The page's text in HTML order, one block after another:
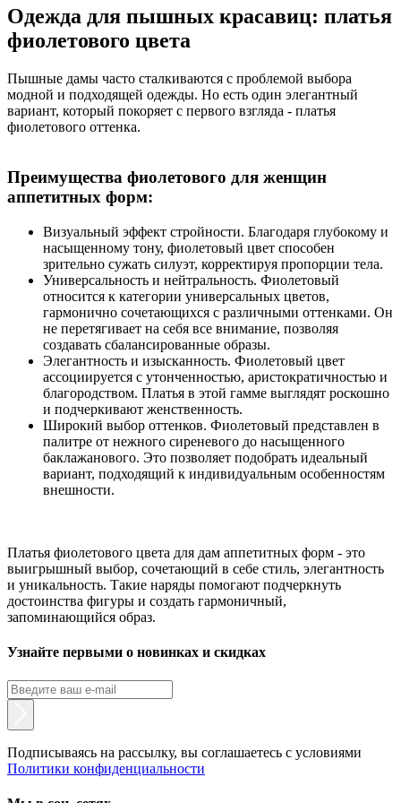
Одежда для пышных красавиц: платья
фиолетового цвета
Пышные дамы часто сталкиваются с проблемой выбора
модной и подходящей одежды. Но есть один элегантный
вариант, который покоряет с первого взгляда - платья
фиолетового оттенка.
Преимущества фиолетового для женщин
аппетитных форм:
Визуальный эффект стройности. Благодаря глубокому и
насыщенному тону, фиолетовый цвет способен
зрительно сужать силуэт, корректируя пропорции тела.
Универсальность и нейтральность. Фиолетовый
относится к категории универсальных цветов,
гармонично сочетающихся с различными оттенками. Он
не перетягивает на себя все внимание, позволяя
создавать сбалансированные образы.
Элегантность и изысканность. Фиолетовый цвет
ассоциируется с утонченностью, аристократичностью и
благородством. Платья в этой гамме выглядят роскошно
и подчеркивают женственность.
Широкий выбор оттенков. Фиолетовый представлен в
палитре от нежного сиреневого до насыщенного
баклажанового. Это позволяет подобрать идеальный
вариант, подходящий к индивидуальным особенностям
внешности.
Платья фиолетового цвета для дам аппетитных форм - это
выигрышный выбор, сочетающий в себе стиль, элегантность
и уникальность. Такие наряды помогают подчеркнуть
достоинства фигуры и создать гармоничный,
запоминающийся образ.
Узнайте первыми о новинках и скидках
Подписываясь на рассылку, вы соглашаетесь с условиями
Политики конфиденциальности